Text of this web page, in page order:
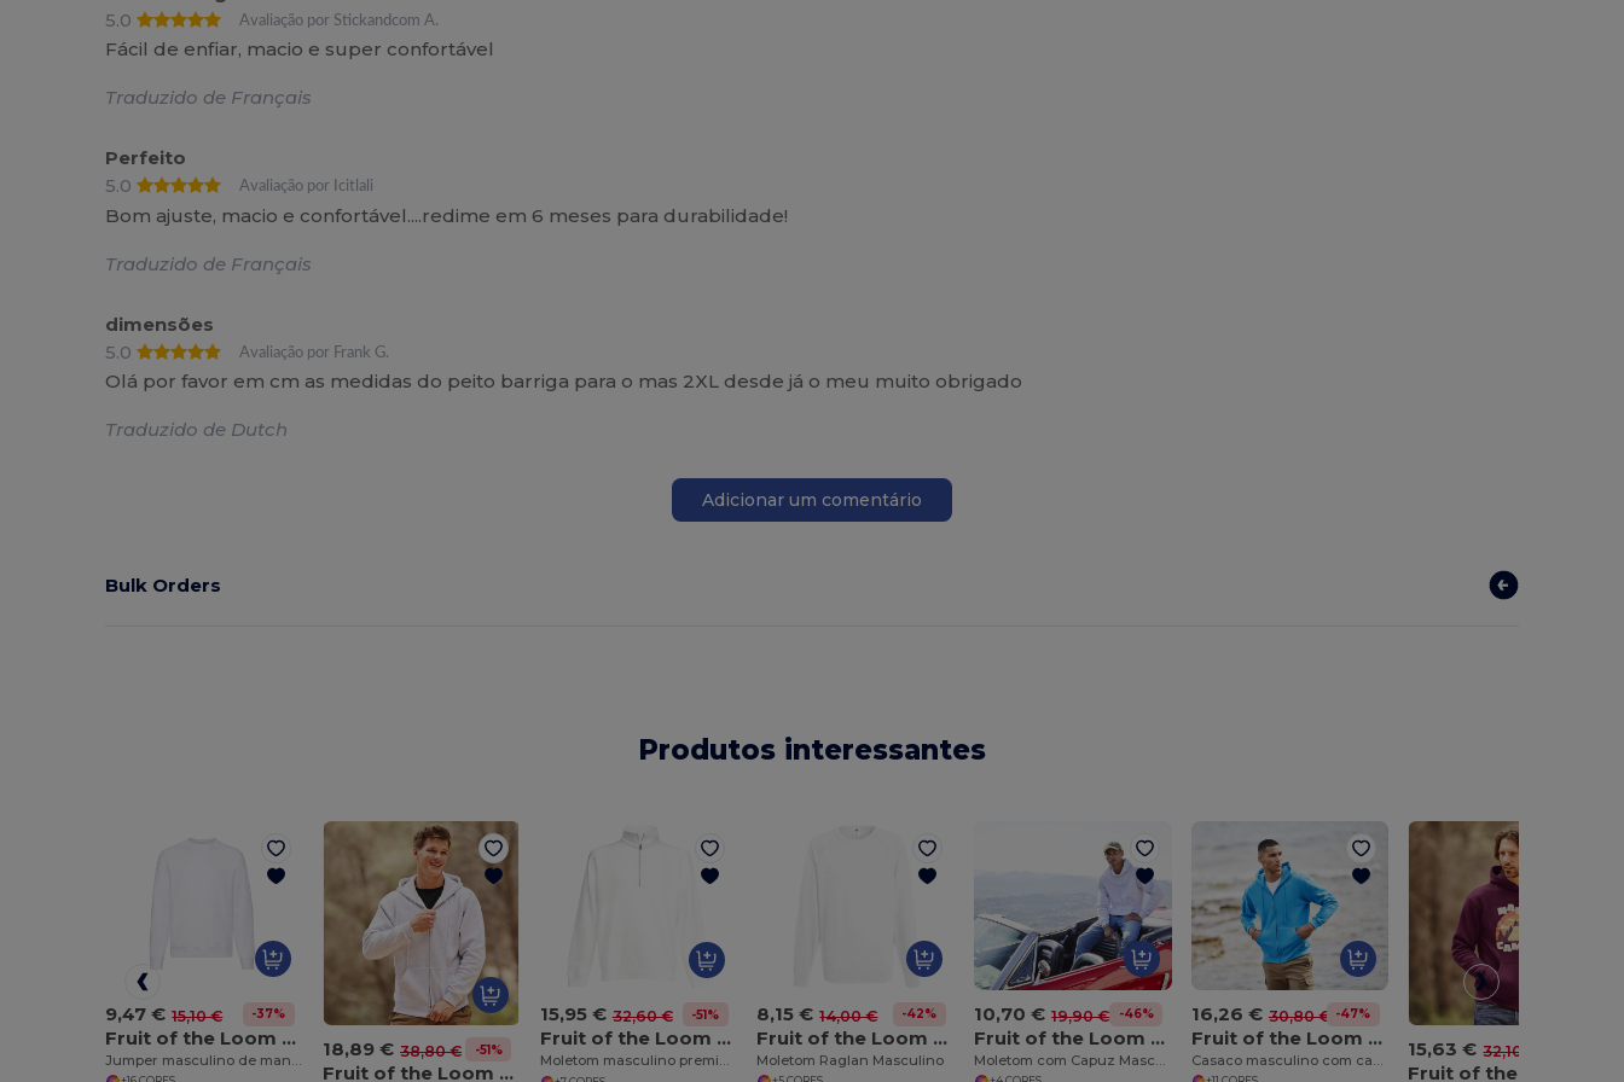
5.0
Avaliação por Stickandcom A.
Fácil de enfiar, macio e super confortável
Traduzido de Français
Perfeito
5.0
Avaliação por Icitlali
Bom ajuste, macio e confortável....redime em 6 meses para durabilidade!
Traduzido de Français
dimensões
5.0
Avaliação por Frank G.
Olá por favor em cm as medidas do peito barriga para o mas 2XL desde já o meu muito obrigado
Traduzido de Dutch
Adicionar um comentário
Bulk Orders
Produtos interessantes
9,47 € 15,10 € -37%
Fruit of the Loom SC260
18,89 € 38,80 € -51%
Fruit of the Loom SC274
15,95 € 32,60 € -51%
Fruit of the Loom SC276
Moletom masculino premium com zíper
8,15 € 14,00 € -42%
Fruit of the Loom SC360
Moletom Raglan Masculino
10,70 € 19,90 € -46%
Fruit of the Loom SC362
16,26 € 30,80 € -47%
Fruit of the Loom SC374
Casaco masculino com capuz 15,63 € 32,10 €